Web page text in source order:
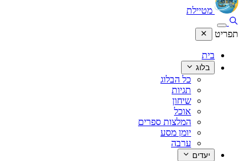
מטיילת
תפריט
בית
בלוג
כל הבלוג
תגיות
שיחון
אוכל
המלצות ספרים
יומן מסע
ערבה
יעדים